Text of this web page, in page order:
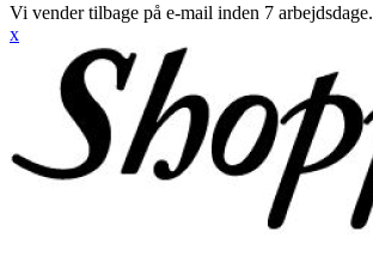
Vi vender tilbage på e-mail inden 7 arbejdsdage.
x